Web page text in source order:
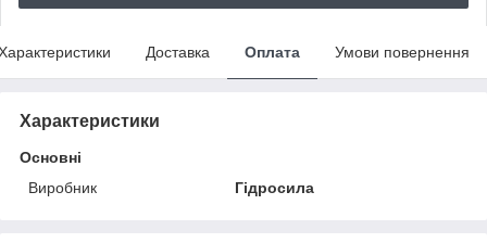
Доставка Оплата Умови повернення
Характеристики
Основні
Виробник
Гідросила